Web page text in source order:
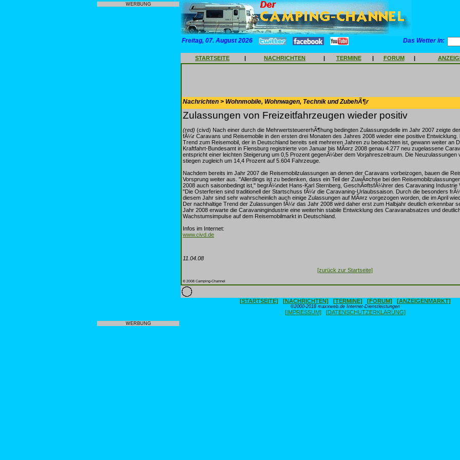
WERBUNG
WERBUNG
Freitag, 07. August 2026 Das Wetter in:
STARTSEITE | NACHRICHTEN | TERMINE | FORUM |
Nachrichten > Wohnmobile, Wohnwagen, Technik und ZubehÃ¶r
Zulassungen von Freizeitfahrzeugen wieder positiv
(red) (civd) Nach einer durch die MehrwertsteuererhÃ¶hung bedingten Zulassungsdelle im Jahr 2007 zeigte
fÃ¼r Caravans und Reisemobile in den ersten drei Monaten des Jahres 2008 wieder eine positive Entwicklung.
Trend zum Reisemobil, der in Deutschland bereits seit mehreren Jahren zu beobachten ist, gewann weiter an
Kraftfahrt-Bundesamt in Flensburg registrierte von Januar bis MÃ¤rz 2008 genau 4.277 neu zugelassene
entspricht einer leichten Steigerung um 0,5 Prozent gegenÃ¼ber dem Vorjahreszeitraum. Die Neuzulassungen
stiegen zugleich um 14,4 Prozent auf 5.604 Fahrzeuge.
Nachdem bereits im Jahr 2007 die Reisemobilzulassungen an denen der Caravans vorbeizogen, bauen die
Vorsprung weiter aus. "Allerdings ist zu bedenken, dass ein Teil der ZuwÃ¤chse bei den
2008 auch saisonbedingt ist," begrÃ¼ndet Hans-Karl Sternberg, GeschÃ¤ftsfÃ¼hrer des Caravaning Industrie
"Die Osterferien sind traditionell der Startschuss fÃ¼r die Caravaning-Urlaubssaison. Durch die besonders
diesem Jahr sind sehr wahrscheinlich auch einige Zulassungen auf MÃ¤rz vorgezogen worden, die im April
Der nachhaltige Trend der Zulassungen fÃ¼r das Jahr 2008 wird daher erst zum Halbjahr deutlich erkennbar
Jahr 2008 erwarte die Caravaningindustrie eine weiterhin stabile Entwicklung des Caravanabsatzes und
Wachstumsimpulse auf dem Reisemobilmarkt in Deutschland.
Infos im Internet:
www.civd.de
11.04.08
[zurück zur Startseite]
© 2008 Camping-Channel
[STARTSEITE] [NACHRICHTEN] [TERMINE] [FORUM] [ANZEIGENMARKT]
©2000-2018 maxxweb.de Internet-Dienstleistungen
[IMPRESSUM] [DATENSCHUTZERKLÄRUNG]